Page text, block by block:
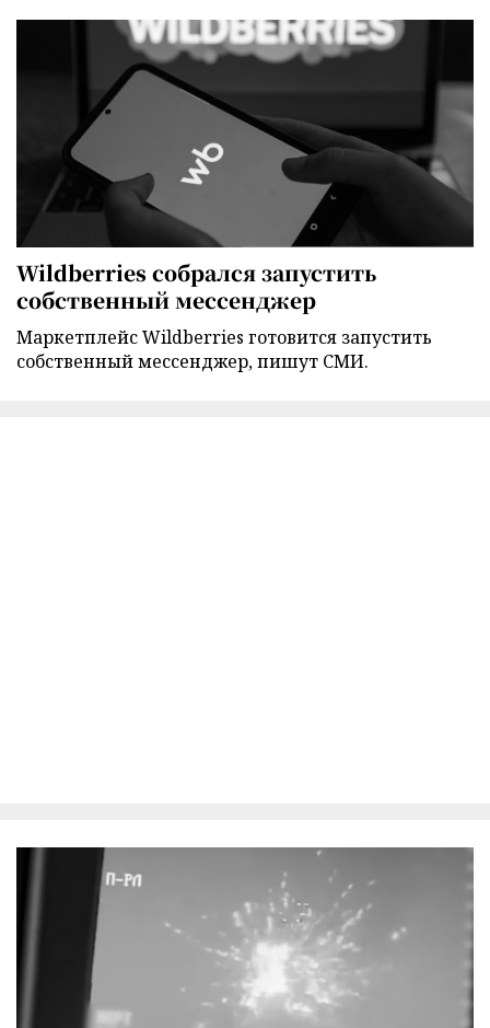
Wildberries собрался запустить
собственный мессенджер
Маркетплейс Wildberries готовится запустить
собственный мессенджер, пишут СМИ.